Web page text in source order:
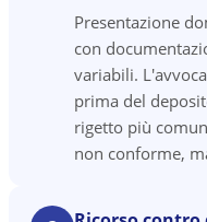
Presentazione
con
variabili.
prima del
rigetto più
non conforme,